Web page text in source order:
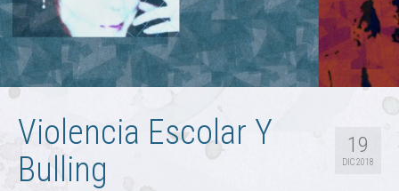
19
DIC 2018
Violencia Escolar Y
Bulling